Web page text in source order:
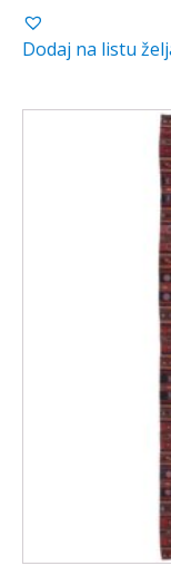
Dodaj na listu